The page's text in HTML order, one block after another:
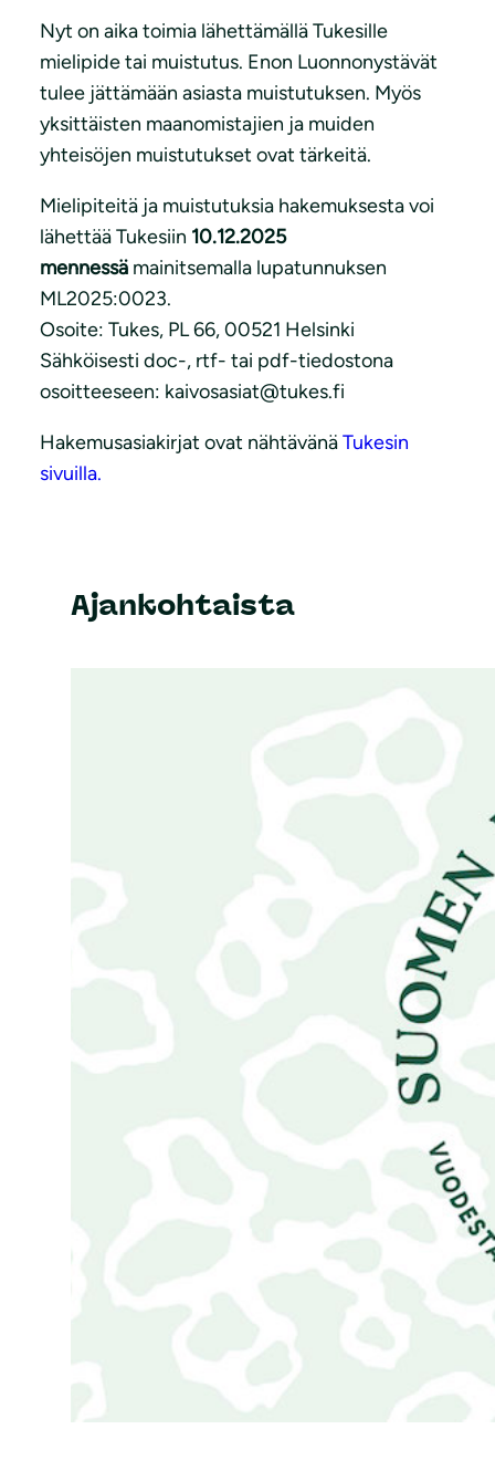
Nyt on aika toimia lähettämällä Tukesille
mielipide tai muistutus. Enon Luonnonystävät
tulee jättämään asiasta muistutuksen. Myös
yksittäisten maanomistajien ja muiden
yhteisöjen muistutukset ovat tärkeitä.
Mielipiteitä ja muistutuksia hakemuksesta voi
lähettää Tukesiin 10.12.2025
mennessä mainitsemalla lupatunnuksen
ML2025:0023.
Osoite: Tukes, PL 66, 00521 Helsinki
Sähköisesti doc-, rtf- tai pdf-tiedostona
osoitteeseen: kaivosasiat@tukes.fi
Hakemusasiakirjat ovat nähtävänäTukesin
sivuilla.
Ajankohtaista